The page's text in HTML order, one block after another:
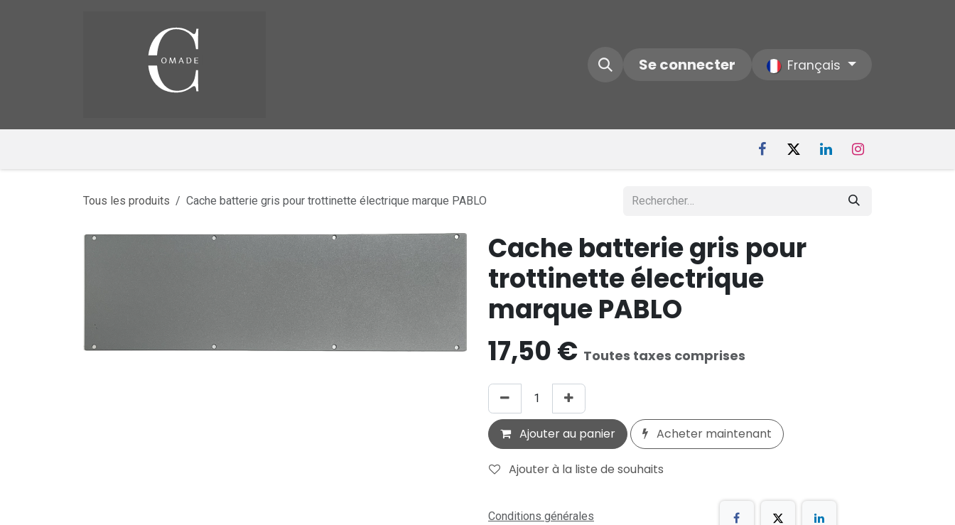
Contactez-nous Notre Société
Se connecter Français
Tous les produits Cache batterie gris pour trottinette électrique marque PABLO
Cache batterie gris pour
trottinette électrique
marque PABLO
17,50€ Toutes taxes comprises
Ajouter au panier Acheter maintenant
Ajouter à la liste de souhaits
Conditions générales